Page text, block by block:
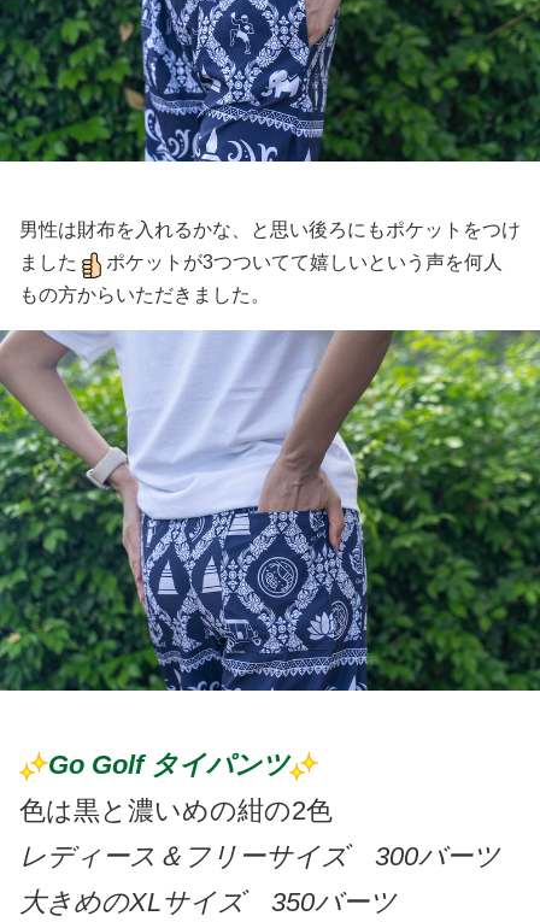
男性は財布を入れるかな、と思い後ろにもポケットをつけ
ました
ポケットが3つついてて嬉しいという声を何人
もの方からいただきました。
Go Golf タイパンツ
色は黒と濃いめの紺の2色
レディース＆フリーサイズ 300バーツ
大きめのXLサイズ 350バーツ